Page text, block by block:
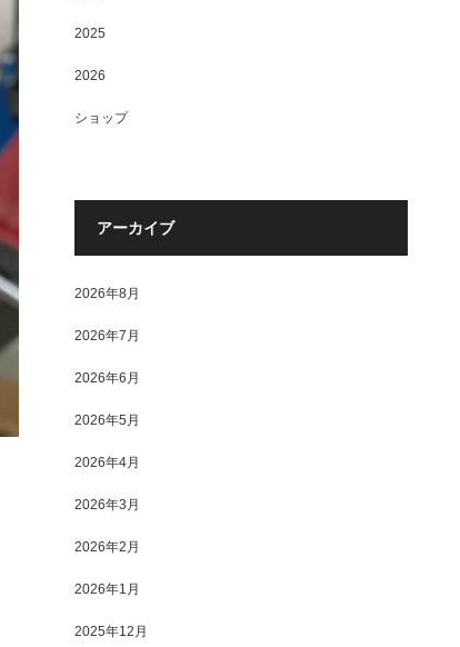
2025
2026
ショップ
アーカイブ
2026年8月
2026年7月
2026年6月
2026年5月
2026年4月
2026年3月
2026年2月
2026年1月
2025年12月